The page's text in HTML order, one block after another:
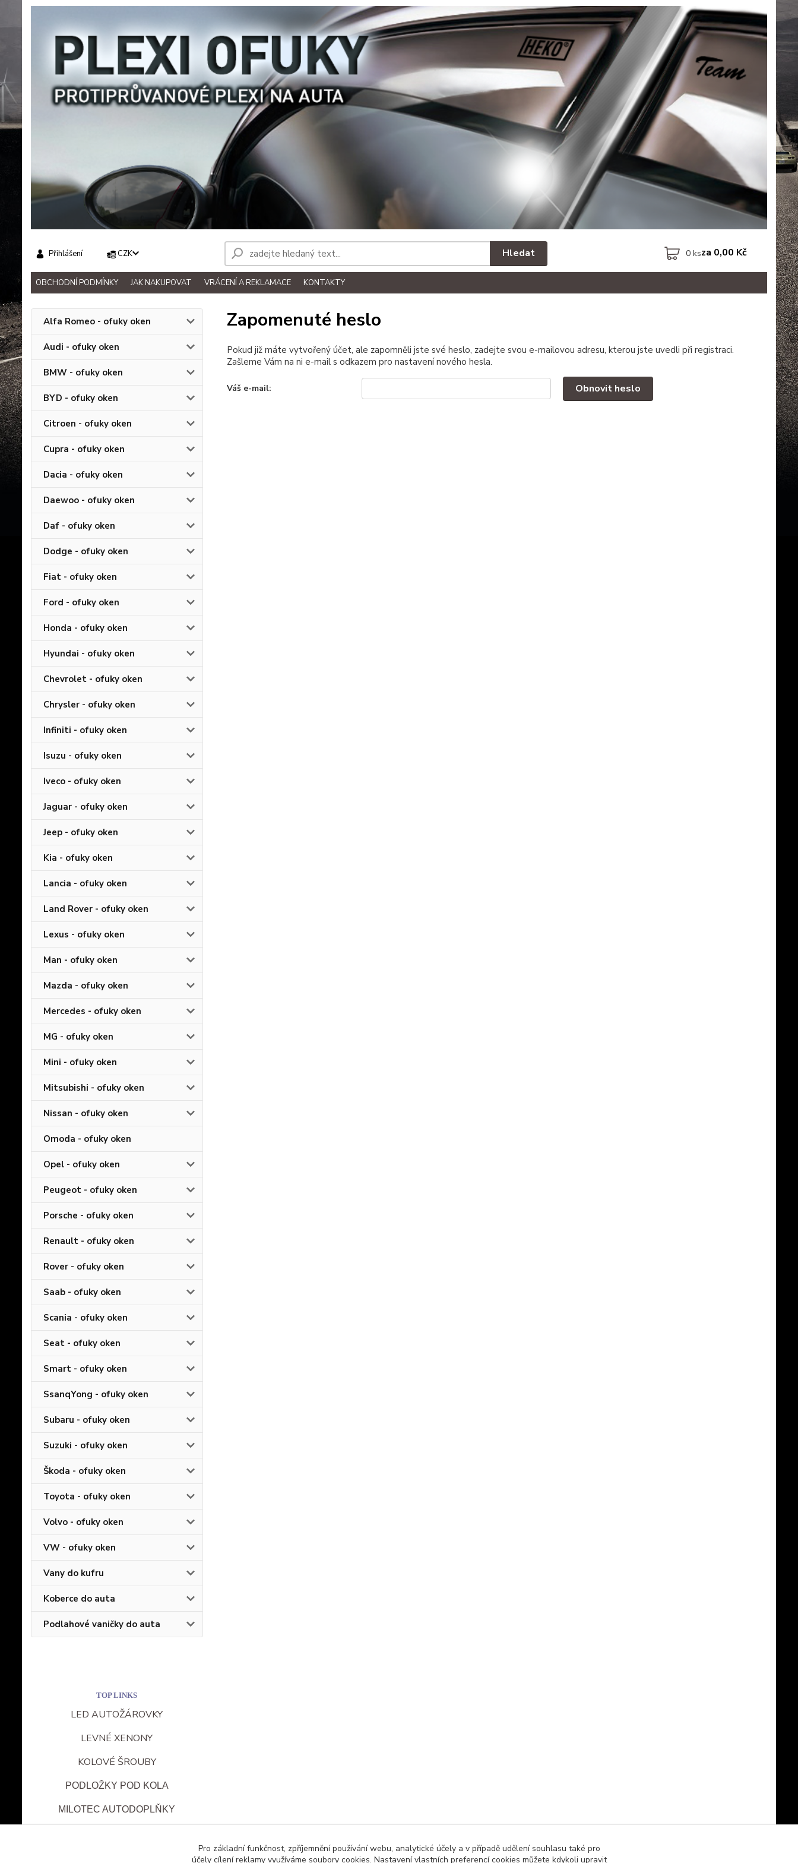
OBCHODNÍ PODMÍNKY JAK NAKUPOVAT VRÁCENÍ A REKLAMACE KONTAKTY
CZK
Přihlášení Hledat 0ksza 0,00 Kč
Alfa Romeo - ofuky oken
Audi - ofuky oken
BMW - ofuky oken
BYD - ofuky oken
Citroen - ofuky oken
Cupra - ofuky oken
Dacia - ofuky oken
Daewoo - ofuky oken
Daf - ofuky oken
Dodge - ofuky oken
Fiat - ofuky oken
Ford - ofuky oken
Honda - ofuky oken
Hyundai - ofuky oken
Chevrolet - ofuky oken
Chrysler - ofuky oken
Infiniti - ofuky oken
Isuzu - ofuky oken
Iveco - ofuky oken
Jaguar - ofuky oken
Jeep - ofuky oken
Kia - ofuky oken
Lancia - ofuky oken
Land Rover - ofuky oken
Lexus - ofuky oken
Man - ofuky oken
Mazda - ofuky oken
Mercedes - ofuky oken
MG - ofuky oken
Mini - ofuky oken
Mitsubishi - ofuky oken
Nissan - ofuky oken
Omoda - ofuky oken
Opel - ofuky oken
Peugeot - ofuky oken
Porsche - ofuky oken
Renault - ofuky oken
Rover - ofuky oken
Saab - ofuky oken
Scania - ofuky oken
Seat - ofuky oken
Smart - ofuky oken
SsanqYong - ofuky oken
Subaru - ofuky oken
Suzuki - ofuky oken
Škoda - ofuky oken
Toyota - ofuky oken
Volvo - ofuky oken
VW - ofuky oken
Vany do kufru
Koberce do auta
Podlahové vaničky do auta
TOP LINKS
LED AUTOŽÁROVKY
LEVNÉ XENONY
KOLOVÉ ŠROUBY
PODLOŽKY POD KOLA
MILOTEC AUTODOPLŇKY
Zapomenuté heslo
Pokud již máte vytvořený účet, ale zapomněli jste své heslo, zadejte svou e-mailovou adresu, kterou jste uvedli při registraci.
Zašleme Vám na ni e-mail s odkazem pro nastavení nového hesla.
Váš e-mail: Obnovit heslo
Pro základní funkčnost, zpříjemnění používání webu, analytické účely a v případě udělení souhlasu také pro
účely cílení reklamy využíváme soubory cookies. Nastavení vlastních preferencí cookies můžete kdykoli upravit